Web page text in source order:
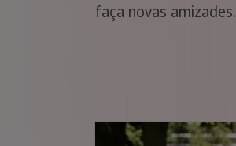
faça novas amizades.